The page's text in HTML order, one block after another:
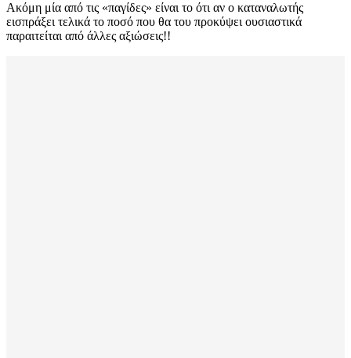
Ακόμη μία από τις «παγίδες» είναι το ότι αν ο καταναλωτής
εισπράξει τελικά το ποσό που θα του προκύψει ουσιαστικά
παραιτείται από άλλες αξιώσεις!!